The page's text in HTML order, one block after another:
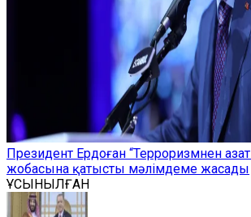
Президент Ердоған “Терроризмнен
жобасына қатысты мәлімдеме жасады
ҰСЫНЫЛҒАН